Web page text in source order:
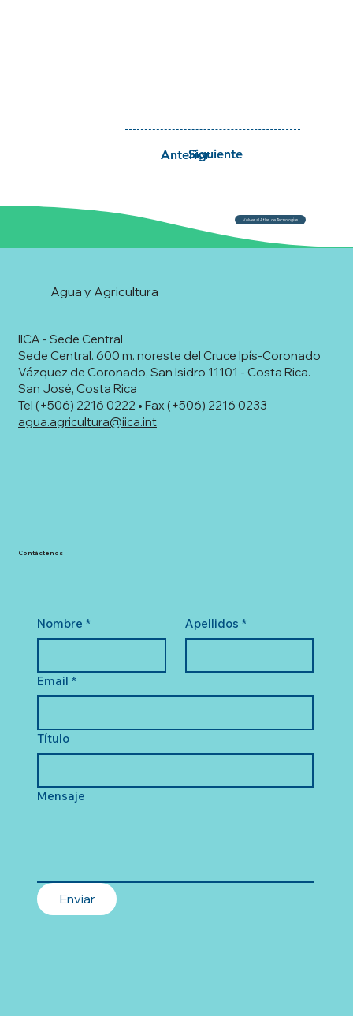
Siguiente
Anterior
Volver al Atlas de Tecnologías
IICA - Sede Central
Sede Central. 600 m. noreste del Cruce Ipís-Coronado
Vázquez de Coronado, San Isidro 11101 - Costa Rica.
San José, Costa Rica
Tel (+506) 2216 0222 • Fax (+506) 2216 0233
agua.agricultura@iica.int
Agua y Agricultura
Nombre * Apellidos *
Email *
Título
Mensaje
Enviar
Contáctenos